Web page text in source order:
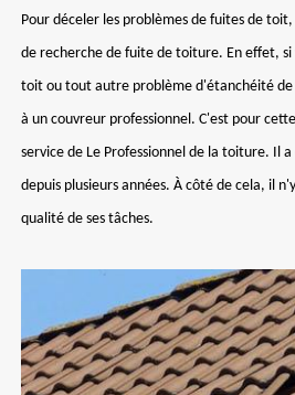
Pour déceler les problèmes de fuites de
de recherche de fuite de toiture. En effet,
toit ou tout autre problème d'étanchéité
à un couvreur professionnel. C'est pour
service de Le Professionnel de la toiture. Il
depuis plusieurs années. À côté de cela, il
qualité de ses tâches.